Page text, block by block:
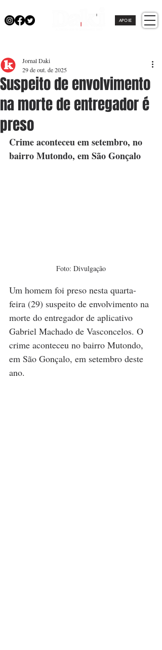
APOIE
Suspeito de envolvimento
na morte de entregador é
preso
Jornal Daki
29 de out. de 2025
Crime aconteceu em setembro, no
bairro Mutondo, em São Gonçalo
Foto: Divulgação
Um homem foi preso nesta quarta-
feira (29) suspeito de envolvimento na
morte do entregador de aplicativo
Gabriel Machado de Vasconcelos. O
crime aconteceu no bairro Mutondo,
em São Gonçalo, em setembro deste
ano.